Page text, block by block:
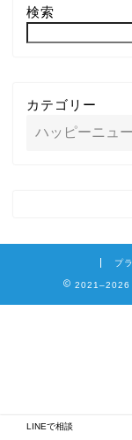
検索
カテゴリー
プ
2021–2026
LINEで相談